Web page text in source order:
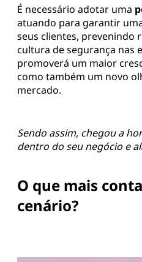
É necessário adotar uma
atuando para garantir
seus clientes, prevenindo
cultura de segurança nas
promoverá um maior
como também um novo
mercado.
Sendo assim, chegou a
dentro do seu negócio e
O que mais
cenário?